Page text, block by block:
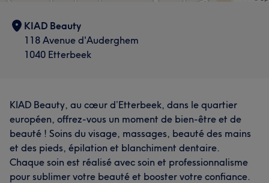
KIAD Beauty
118 Avenue d'Auderghem
1040 Etterbeek
KIAD Beauty, au cœur d’Etterbeek, dans le quartier
européen, offrez-vous un moment de bien-être et de
beauté ! Soins du visage, massages, beauté des mains
et des pieds, épilation et blanchiment dentaire.
Chaque soin est réalisé avec soin et professionnalisme
pour sublimer votre beauté et booster votre confiance.